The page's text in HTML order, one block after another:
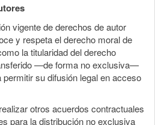
vigente de derechos de autor
y respeta el derecho moral de
la titularidad del derecho
—de forma no exclusiva—
permitir su difusión legal en acceso
otros acuerdos contractuales
para la distribución no exclusiva